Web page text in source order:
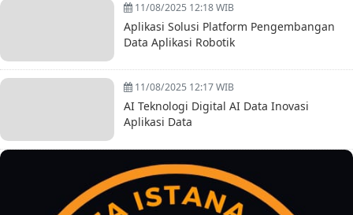
11/08/2025 12:18 WIB
Aplikasi Solusi Platform Pengembangan
Data Aplikasi Robotik
11/08/2025 12:17 WIB
AI Teknologi Digital AI Data Inovasi
Aplikasi Data